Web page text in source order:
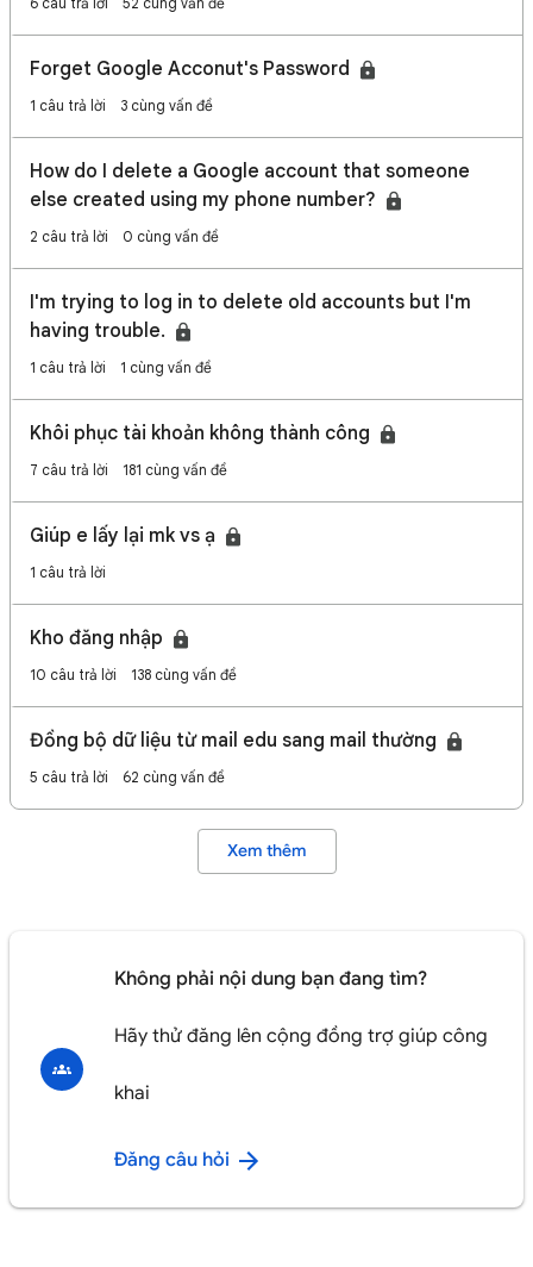
Forget Google Acconut's Password
1 câu trả lời 3 cùng vấn đề
How do I delete a Google account that someone
else created using my phone number?
2 câu trả lời 0 cùng vấn đề
I'm trying to log in to delete old accounts but I'm
having trouble.
1 câu trả lời 1 cùng vấn đề
Khôi phục tài khoản không thành công
7 câu trả lời 181 cùng vấn đề
Giúp e lấy lại mk vs ạ
1 câu trả lời
Kho đăng nhập
10 câu trả lời 138 cùng vấn đề
Đồng bộ dữ liệu từ mail edu sang mail thường
5 câu trả lời 62 cùng vấn đề
Xem thêm
Không phải nội dung bạn đang tìm?
Hãy thử đăng lên cộng đồng trợ giúp công
khai
Đăng câu hỏi